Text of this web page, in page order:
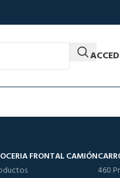
FRONTAL CAMIÓN
460